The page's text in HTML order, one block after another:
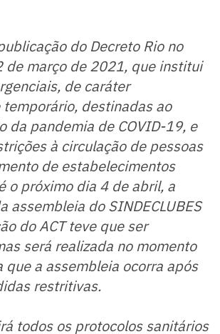
do Decreto Rio no
de março de 2021, que institui
de caráter
temporário, destinadas ao
da pandemia de COVID-19, e
à circulação de pessoas
de estabelecimentos
o próximo dia 4 de abril, a
assembleia do SINDECLUBES
do ACT teve que ser
será realizada no momento
que a assembleia ocorra após
restritivas.
todos os protocolos sanitários